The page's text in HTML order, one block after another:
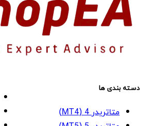
دسته بندی ها
متاتریدر 4 (MT4)